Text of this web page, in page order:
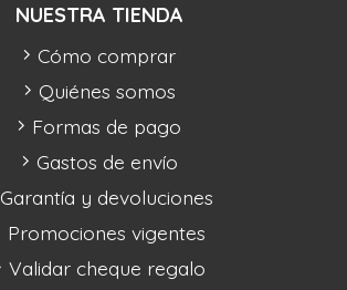
NUESTRA TIENDA
Cómo comprar
Quiénes somos
Formas de pago
Gastos de envío
Garantía y devoluciones
Promociones vigentes
Validar cheque regalo